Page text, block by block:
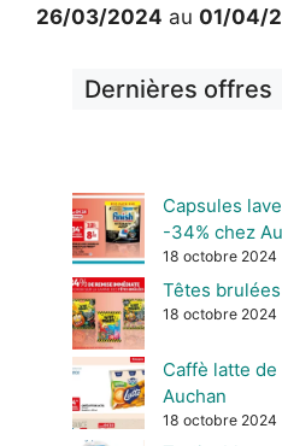
26/03/2024 au 01/04/
Dernières offres
Capsules
-34% chez
18 octobre 2024
Têtes
18 octobre 2024
Caffè latte
Auchan
18 octobre 2024